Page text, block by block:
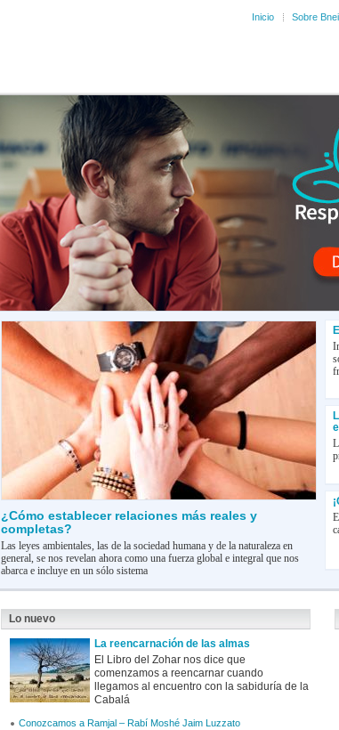
Inicio Sobre
¿Cómo establecer relaciones más reales y
completas?
Las leyes ambientales, las de la sociedad humana y de la naturaleza en
general, se nos revelan ahora como una fuerza global e integral que nos
abarca e incluye en un sólo sistema
Lo nuevo
La reencarnación de las almas
El Libro del Zohar nos dice que
comenzamos a reencarnar cuando
llegamos al encuentro con la sabiduría de la
Cabalá
Conozcamos a Ramjal – Rabí Moshé Jaim Luzzato